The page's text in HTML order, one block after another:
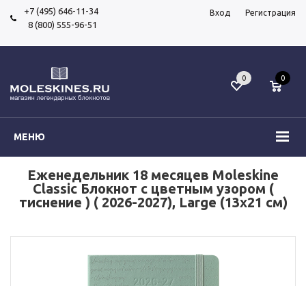
+7 (495) 646-11-34
8 (800) 555-96-51
Вход Регистрация
МЕНЮ
0 0
Еженедельник 18 месяцев Moleskine
Classic Блокнот с цветным узором (
тиснение ) ( 2026-2027), Large (13x21 см)